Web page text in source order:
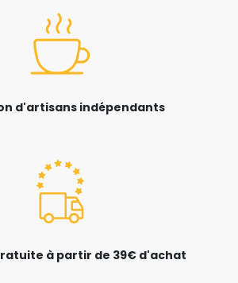
d'artisans indépendants
à partir de 39€ d'achat